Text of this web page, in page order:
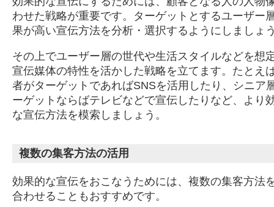
わせた戦略が重要です。ターゲットとするユーザー
果が高い宣伝方法を分析・選択するようにしましょ
その上でユーザー層の世代や生活スタイルなどを想
宣伝媒体の特性を活かした戦略を立てます。たとえ
者がターゲットであればSNSを活用したり、シニア
ーゲットならばテレビなどで宣伝したりなど、より
な宣伝方法を模索しましょう。
複数の集客方法の活用
効果的な宣伝をおこなうためには、複数の集客方法
合わせることもおすすめです。